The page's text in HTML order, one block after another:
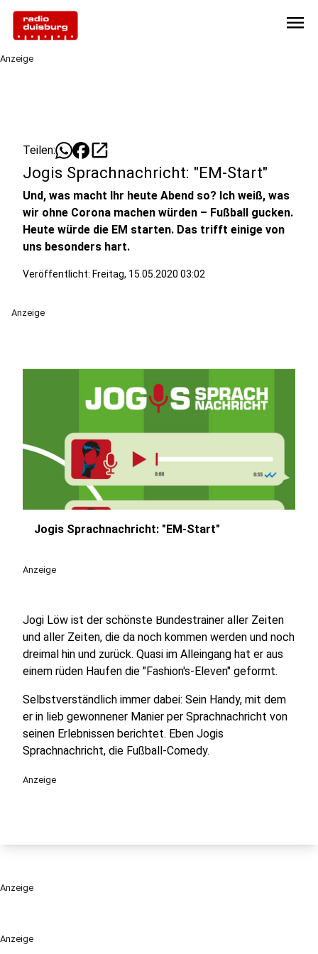
menu
Anzeige
Anzeige
Teilen: open_in_new
Jogis Sprachnachricht: "EM-Start"
Und, was macht Ihr heute Abend so? Ich weiß, was
wir ohne Corona machen würden – Fußball gucken.
Heute würde die EM starten. Das trifft einige von
uns besonders hart.
Veröffentlicht: Freitag, 15.05.2020 03:02
Anzeige
Jogis Sprachnachricht: "EM-Start"
Anzeige
Jogi Löw ist der schönste Bundestrainer aller Zeiten
und aller Zeiten, die da noch kommen werden und noch
dreimal hin und zurück. Quasi im Alleingang hat er aus
einem rüden Haufen die "Fashion's-Eleven" geformt.
Selbstverständlich immer dabei: Sein Handy, mit dem
er in lieb gewonnener Manier per Sprachnachricht von
seinen Erlebnissen berichtet. Eben Jogis
Sprachnachricht, die Fußball-Comedy.
Anzeige
Anzeige